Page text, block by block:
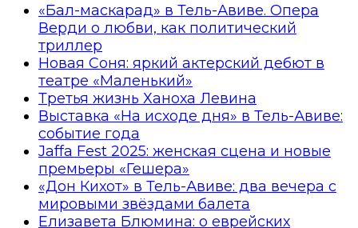
«Бал-маскарад» в Тель-Авиве. Опера
Верди о любви, как политический
триллер
Новая Соня: яркий актерский дебют в
театре «Маленький»
Третья жизнь Ханоха Левина
Выставка «На исходе дня» в Тель-Авиве:
событие года
Jaffa Fest 2025: женская сцена и новые
премьеры «Гешера»
«Дон Кихот» в Тель-Авиве: два вечера с
мировыми звёздами балета
Елизавета Блюмина: о еврейских